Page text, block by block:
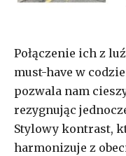
Połączenie ich z
must-have w
pozwala nam
rezygnując
Stylowy kontrast,
harmonizuje z